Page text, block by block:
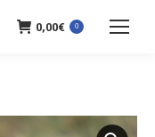
0,00€ 0